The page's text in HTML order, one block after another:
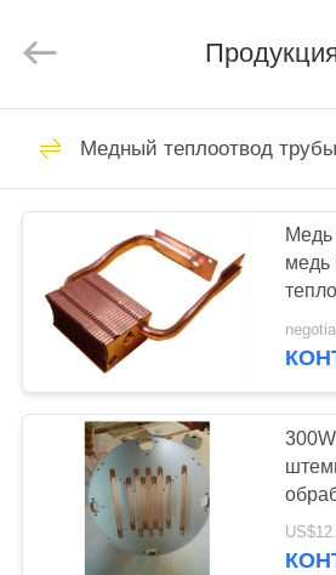
ДОМОЙ
ПРОДУКТЫ
ВИДЕОЗАПИСИ
НАС
ЭКСКУРСИЯ
ЗАВОДУ
Co.,Limited.
Отливки
теплоотводы
Медный теплоотвод трубы
медь